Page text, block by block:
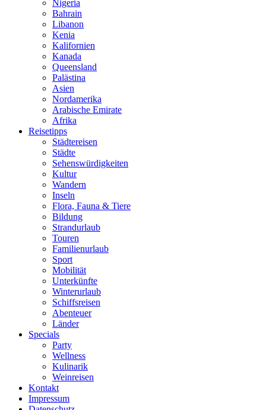
Nigeria
Bahrain
Libanon
Kenia
Kalifornien
Kanada
Queensland
Palästina
Asien
Nordamerika
Arabische Emirate
Afrika
Reisetipps
Städtereisen
Städte
Sehenswürdigkeiten
Kultur
Wandern
Inseln
Flora, Fauna & Tiere
Bildung
Strandurlaub
Touren
Familienurlaub
Sport
Mobilität
Unterkünfte
Winterurlaub
Schiffsreisen
Abenteuer
Länder
Specials
Party
Wellness
Kulinarik
Weinreisen
Kontakt
Impressum